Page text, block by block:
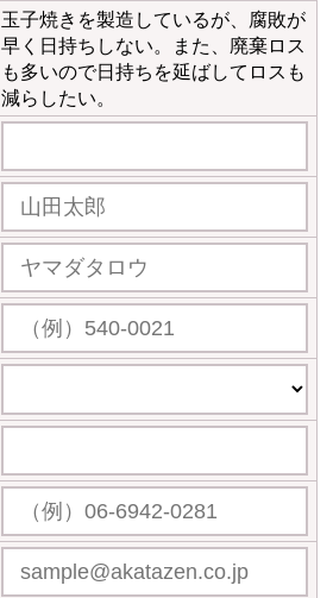
玉子焼きを製造しているが、腐敗が
早く日持ちしない。また、廃棄ロス
も多いので日持ちを延ばしてロスも
減らしたい。